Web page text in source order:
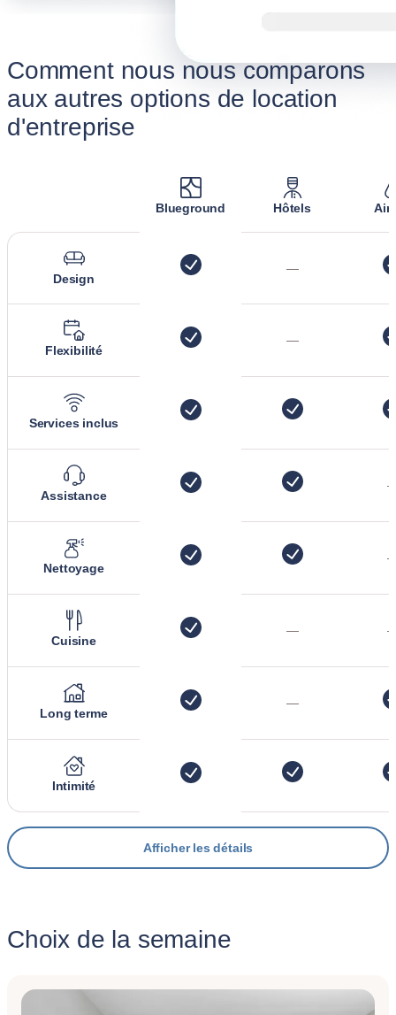
Comment nous nous comparons
aux autres options de location
d'entreprise
Blueground Hôtels
Design
—
Flexibilité
—
Services inclus
Assistance
Nettoyage
Cuisine
—
Long terme
—
Intimité
Afficher les détails
Choix de la semaine